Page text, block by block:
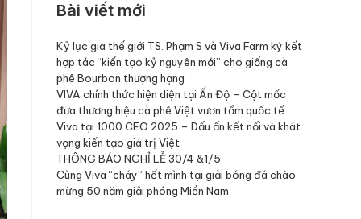
Bài viết mới
Kỷ lục gia thế giới TS. Phạm S và Viva Farm ký kết
hợp tác “kiến tạo kỷ nguyên mới” cho giống cà
phê Bourbon thượng hạng
VIVA chính thức hiện diện tại Ấn Độ – Cột mốc
đưa thương hiệu cà phê Việt vươn tầm quốc tế
Viva tại 1000 CEO 2025 – Dấu ấn kết nối và khát
vọng kiến tạo giá trị Việt
THÔNG BÁO NGHỈ LỄ 30/4 &1/5
Cùng Viva “cháy” hết mình tại giải bóng đá chào
mừng 50 năm giải phóng Miền Nam